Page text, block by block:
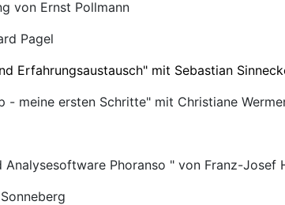
von Ernst Pollmann
Pagel
Erfahrungsaustausch" mit Sebastian
meine ersten Schritte" mit Christiane
Phoranso " von Franz-Josef